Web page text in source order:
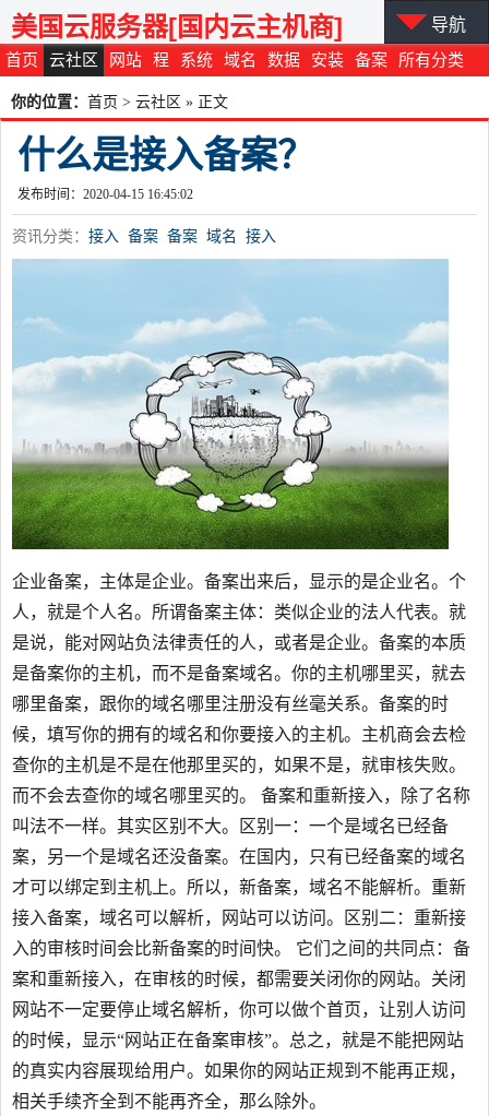
首页 云社区 网站 程 系统 域名 数据 安装 备案 所有分类
美国云服务器[国内云主机商] 导航
你的位置： 首页 > 云社区 » 正文
什么是接入备案？
发布时间：2020-04-15 16:45:02
资讯分类： 接入 备案 备案 域名 接入
企业备案，主体是企业。备案出来后，显示的是企业名。个
人，就是个人名。所谓备案主体：类似企业的法人代表。就
是说，能对网站负法律责任的人，或者是企业。备案的本质
是备案你的主机，而不是备案域名。你的主机哪里买，就去
哪里备案，跟你的域名哪里注册没有丝毫关系。备案的时
候，填写你的拥有的域名和你要接入的主机。主机商会去检
查你的主机是不是在他那里买的，如果不是，就审核失败。
而不会去查你的域名哪里买的。 备案和重新接入，除了名称
叫法不一样。其实区别不大。区别一：一个是域名已经备
案，另一个是域名还没备案。在国内，只有已经备案的域名
才可以绑定到主机上。所以，新备案，域名不能解析。重新
接入备案，域名可以解析，网站可以访问。区别二：重新接
入的审核时间会比新备案的时间快。 它们之间的共同点：备
案和重新接入，在审核的时候，都需要关闭你的网站。关闭
网站不一定要停止域名解析，你可以做个首页，让别人访问
的时候，显示“网站正在备案审核”。总之，就是不能把网站
的真实内容展现给用户。如果你的网站正规到不能再正规，
相关手续齐全到不能再齐全，那么除外。